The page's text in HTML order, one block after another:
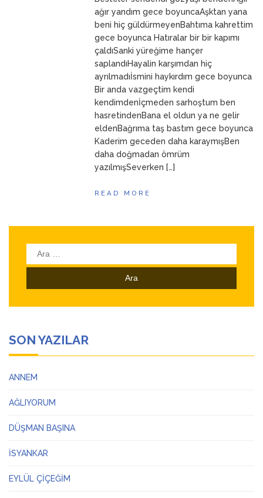
ANNEMağır yandım gece boyuncaAşktan yana
beni hiç güldürmeyenBahtıma kahrettim
gece boyunca Hatıralar bir bir kapımı
çaldıSanki yüreğime hançer
saplandıHayalin karşımdan hiç
ayrılmadıİsmini haykırdım gece boyunca
Bir anda vazgeçtim kendi
kendimdenİçmeden sarhoştum ben
hasretindenBana el oldun ya ne gelir
eldenBağrıma taş bastım gece boyunca
Kaderim geceden daha karaymışBen
daha doğmadan ömrüm
yazılmışSeverken […]
READ MORE
Arama:
SON YAZILAR
ANNEM
AĞLIYORUM
DÜŞMAN BAŞINA
İSYANKAR
EYLÜL ÇİÇEĞİM